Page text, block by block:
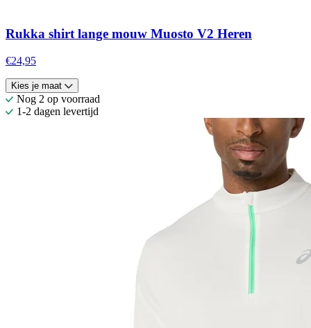
Rukka shirt lange mouw Muosto V2 Heren
€24,95
Kies je maat
Nog 2 op voorraad
1-2 dagen levertijd